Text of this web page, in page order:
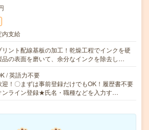
内支給
ント配線基板の加工！乾燥工程でインクを硬
品の表面を磨いて、余分なインクを除去し…
/ 英語力不要
！〇まずは事前登録だけでもOK！履歴書不要
ンライン登録★氏名・職種などを入力す…